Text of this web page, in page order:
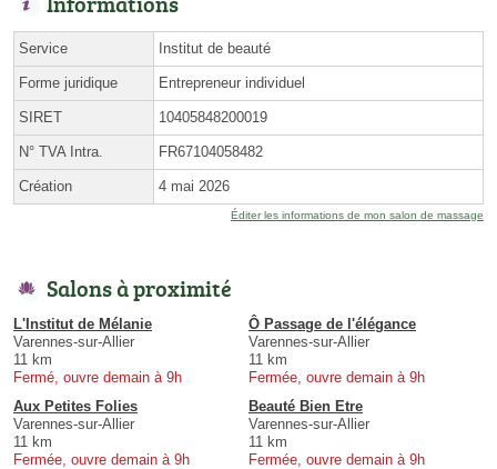
Service Institut de beauté
Forme juridique Entrepreneur individuel
SIRET 10405848200019
N° TVA Intra. FR67104058482
Création 4 mai 2026
Éditer les informations de mon salon de massage
Salons à proximité
L'Institut de Mélanie
Varennes-sur-Allier
11 km
Fermé, ouvre demain à 9h
Ô Passage de l'élégance
Varennes-sur-Allier
11 km
Fermée, ouvre demain à 9h
Aux Petites Folies
Varennes-sur-Allier
11 km
Fermée, ouvre demain à 9h
Beauté Bien Etre
Varennes-sur-Allier
11 km
Fermée, ouvre demain à 9h